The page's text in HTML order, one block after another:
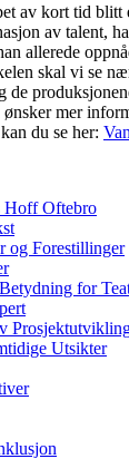
av kort tid blitt
av talent,
allerede
skal vi se
de
mer
du se her:
Hoff Oftebro
og Forestillinger
for
Utsikter